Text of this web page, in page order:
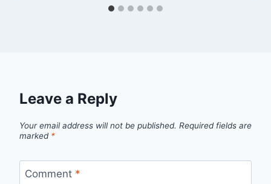
Leave a Reply
Your email address will not be published. Required fields are
marked *
Comment *